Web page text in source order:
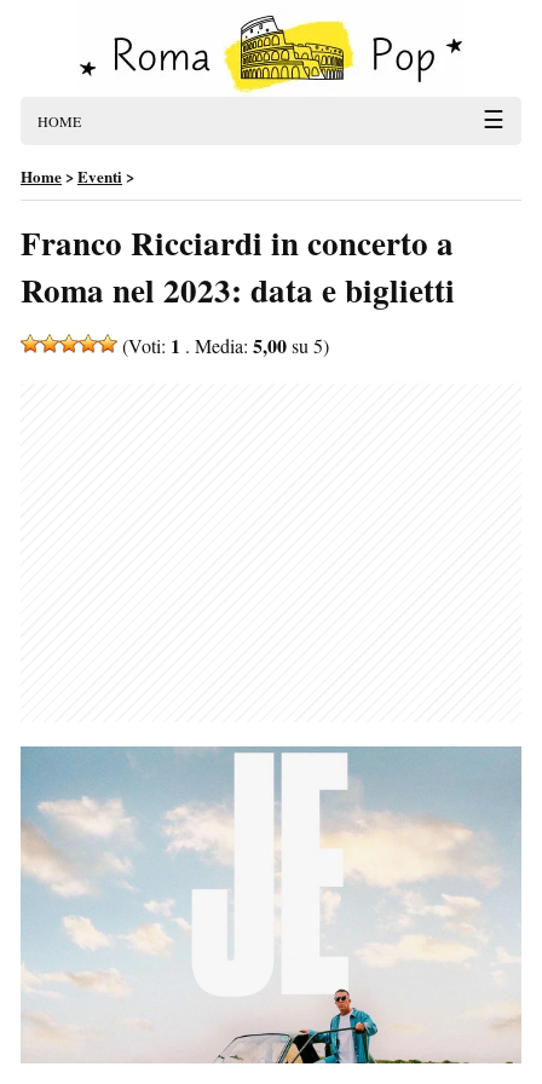
HOME ☰
Home>Eventi>
Franco Ricciardi in concerto a
Roma nel 2023: data e biglietti
(Voti: 1 . Media: 5,00su 5)